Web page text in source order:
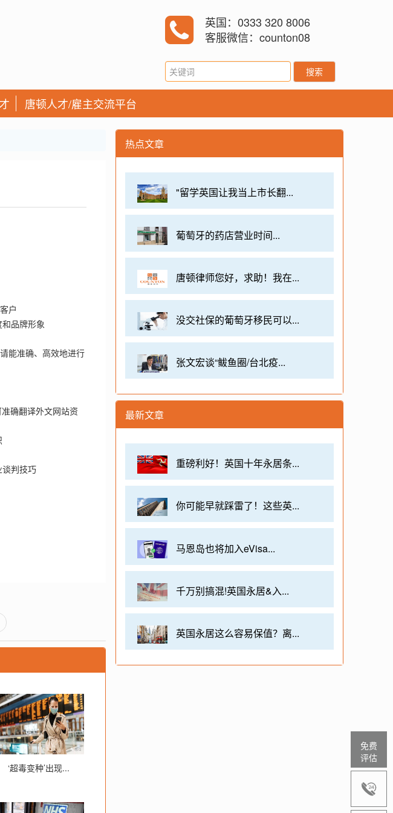
英国：0333 320 8006
客服微信：counton08
搜索
唐顿人才/雇主交流平台
户
品牌形象
能准确、高效地进行
确翻译外文网站资
判技巧
‘超毒变种’出现...
热点文章
"留学英国让我当上市长翻...
葡萄牙的药店营业时间...
唐顿律师您好，求助！我在...
没交社保的葡萄牙移民可以...
张文宏谈“鲅鱼圈/台北疫...
最新文章
重磅利好！英国十年永居条...
你可能早就踩雷了！这些英...
马恩岛也将加入eVisa...
千万别搞混!英国永居&入...
英国永居这么容易保值？离...
免费
评估
